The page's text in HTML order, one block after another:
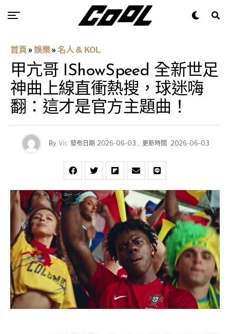
首頁 » 娛樂 » 名人 & KOL
甲亢哥 IShowSpeed 全新世足
神曲上線直衝熱搜，球迷嗨
翻：這才是官方主題曲！
By Vic 發布日期 2026-06-03 , 更新時間 2026-06-03